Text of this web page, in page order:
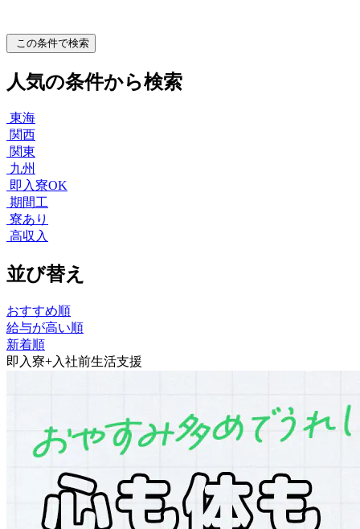
この条件で検索
人気の条件から検索
東海
関西
関東
九州
即入寮OK
期間工
寮あり
高収入
並び替え
おすすめ順
給与が高い順
新着順
即入寮+入社前生活支援